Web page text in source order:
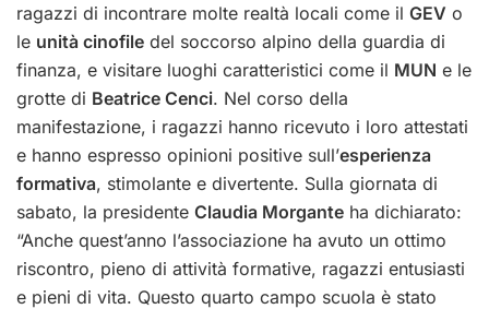
ragazzi di incontrare molte realtà locali come il GEV o
le unità cinofile del soccorso alpino della guardia di
finanza, e visitare luoghi caratteristici come il MUN e le
grotte di Beatrice Cenci. Nel corso della
manifestazione, i ragazzi hanno ricevuto i loro attestati
e hanno espresso opinioni positive sull’esperienza
formativa, stimolante e divertente. Sulla giornata di
sabato, la presidente Claudia Morgante ha dichiarato:
“Anche quest’anno l’associazione ha avuto un ottimo
riscontro, pieno di attività formative, ragazzi entusiasti
e pieni di vita. Questo quarto campo scuola è stato